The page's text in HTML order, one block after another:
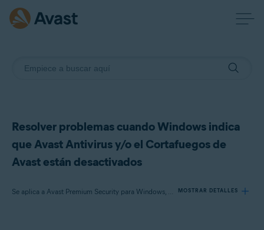
Resolver problemas cuando Windows indica
que Avast Antivirus y/o el Cortafuegos de
Avast están desactivados
Se aplica a Avast Premium Security para Windows, Avast Free Antivirus para Windows MOSTRAR DETALLES